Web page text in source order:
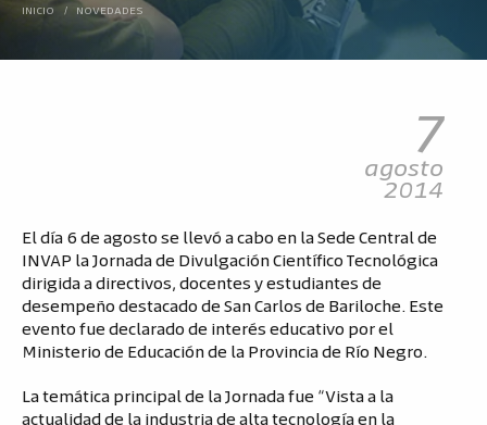
INICIO / NOVEDADES
7
agosto
2014
El día 6 de agosto se llevó a cabo en la Sede Central de
INVAP la Jornada de Divulgación Científico Tecnológica
dirigida a directivos, docentes y estudiantes de
desempeño destacado de San Carlos de Bariloche. Este
evento fue declarado de interés educativo por el
Ministerio de Educación de la Provincia de Río Negro.
La temática principal de la Jornada fue “Vista a la
actualidad de la industria de alta tecnología en la